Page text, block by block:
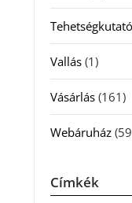
Tehetségkutató
Vallás(1)
Vásárlás(161)
Webáruház
Címkék